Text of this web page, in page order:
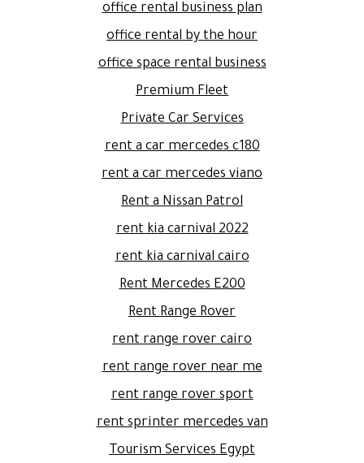
office rental business plan
office rental by the hour
office space rental business
Premium Fleet
Private Car Services
rent a car mercedes c180
rent a car mercedes viano
Rent a Nissan Patrol
rent kia carnival 2022
rent kia carnival cairo
Rent Mercedes E200
Rent Range Rover
rent range rover cairo
rent range rover near me
rent range rover sport
rent sprinter mercedes van
Tourism Services Egypt